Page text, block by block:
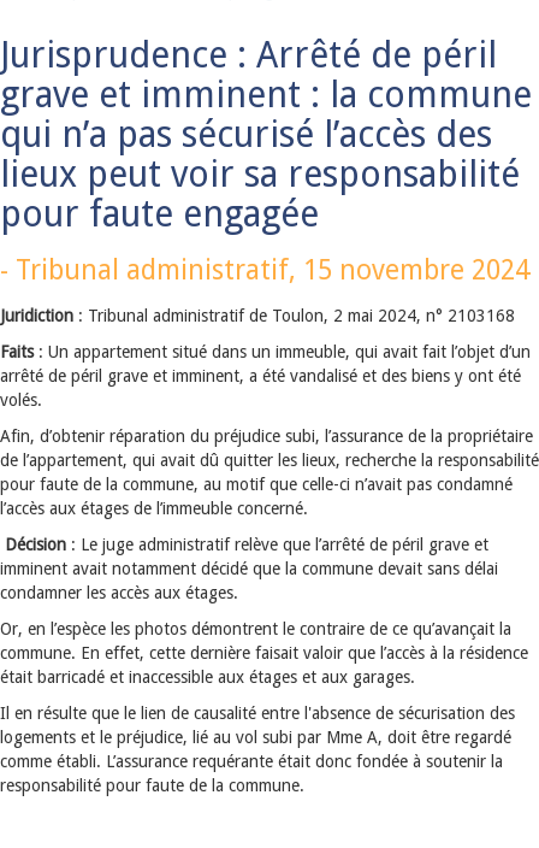
Jurisprudence : Arrêté de péril
grave et imminent : la commune
qui n’a pas sécurisé l’accès des
lieux peut voir sa responsabilité
pour faute engagée
- Tribunal administratif, 15 novembre 2024
Juridiction : Tribunal administratif de Toulon, 2 mai 2024, n° 2103168
Faits: Un appartement situé dans un immeuble, qui avait fait l’objet d’un
arrêté de péril grave et imminent, a été vandalisé et des biens y ont été
volés.
Afin, d’obtenir réparation du préjudice subi, l’assurance de la propriétaire
de l’appartement, qui avait dû quitter les lieux, recherche la responsabilité
pour faute de la commune, au motif que celle-ci n’avait pas condamné
l’accès aux étages de l’immeuble concerné.
Décision : Le juge administratif relève que l’arrêté de péril grave et
imminent avait notamment décidé que la commune devait sans délai
condamner les accès aux étages.
Or, en l’espèce les photos démontrent le contraire de ce qu’avançait la
commune. En effet, cette dernière faisait valoir que l’accès à la résidence
était barricadé et inaccessible aux étages et aux garages.
Il en résulte que le lien de causalité entre l'absence de sécurisation des
logements et le préjudice, lié au vol subi par Mme A, doit être regardé
comme établi. L’assurance requérante était donc fondée à soutenir la
responsabilité pour faute de la commune.